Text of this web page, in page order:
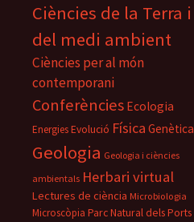
Ciències de la Terra i
del medi ambient
Ciències per al món
contemporani
Conferències Ecologia
EnergiesEvolució Física Genètica
Geologia Geologia i ciències
ambientals Herbari virtual
Lectures de ciència Microbiologia
Microscòpia Parc Natural dels Ports